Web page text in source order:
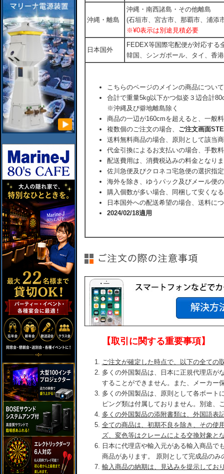
沖縄・離島
沖縄・南西諸島・その他離島
(石垣市、宮古市、那覇市、浦添
※¥0表示は別途見積必要
日本国外
FEDEX等国際宅配便が対応す
韓国、シンガポール、タイ、香
こちらのページのメインの商品につい
合計で重量5kg以下かつ似姿３辺合計
※沖縄及び僻地離島除く
商品の一辺が160cmを超えると、一般
複数個のご注文の場合、 ご注文画面
送料無料商品の場合、原則として該当
代金引換によるお支払いの場合、手数
配送費用は、消費税込みの料金となり
佐川急便及びクロネコ宅急便の選択指
海外を除き、ゆうパック及びメール便
購入個数が多い場合、同梱して安くな
日本国外への配送希望の場合、送料に
2024/02/18適用
【取引に関する重要事項】
ご注文が確定した時点で、以下の全ての
多くの外国製品は、日本に正規代理店が
することができません。また、メーカー
多くの外国製品は、原則として各ボート
ピング類は付属しておりません。別途、
多くの外国製品の添附書類は、外国語表
全ての商品は、初期不良を除き、その使
ズ、変色等はクレームによる交換対象と
日本に代理店や輸入元がある輸入商品で
商品があります。 原則として完成品のみ
輸入商品の納期は、見込みを提示してお